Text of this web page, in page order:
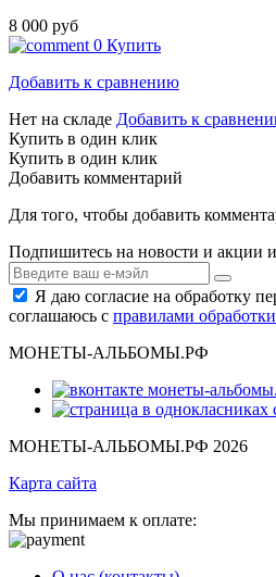
8 000 руб
0 Купить
Добавить к сравнению
Нет на складе Добавить к
Купить в один клик
Купить в один клик
Добавить комментарий
Для того, чтобы добавить
Подпишитесь на новости и акции и
Я даю согласие на обработку
соглашаюсь с правилами
МОНЕТЫ-АЛЬБОМЫ.РФ
МОНЕТЫ-АЛЬБОМЫ.РФ 2026
Карта сайта
Мы принимаем к оплате: